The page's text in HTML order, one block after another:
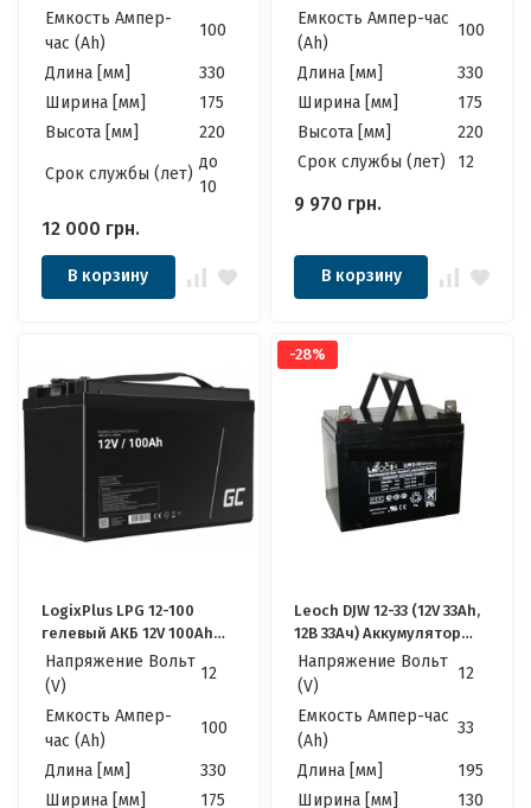
ИБП, Панелей
Солнечных
Емкость Ампер-
час (Ah)
100
Длина [мм]
330
Ширина [мм]
175
Высота [мм]
220
Cрок службы (лет)
до
10
12 000 грн.
В корзину
Солнечных
Емкость Ампер-час
(Ah)
100
Длина [мм]
330
Ширина [мм]
175
Высота [мм]
220
Cрок службы (лет)
12
9 970 грн.
В корзину
LogixPlus LPG 12-100
гелевый АКБ 12V 100Ah
Качественные идеально
для Котла, Инвертора,
Солнечных
Напряжение Вольт
(V)
12
Емкость Ампер-
час (Ah)
100
Длина [мм]
330
Ширина [мм]
175
-28%
Leoch DJW 12-33 (12V 33Ah,
12В 33Ач) Аккумулятор
Леоч
Напряжение Вольт
(V)
12
Емкость Ампер-час
(Ah)
33
Длина [мм]
195
Ширина [мм]
130